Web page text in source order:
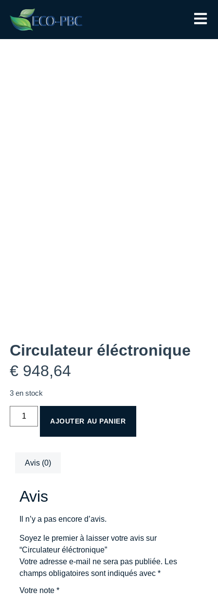
Circulateur éléctronique
€ 948,64
3 en stock
AJOUTER AU PANIER
Avis (0)
Avis
Il n’y a pas encore d’avis.
Soyez le premier à laisser votre avis sur
“Circulateur éléctronique”
Votre adresse e-mail ne sera pas publiée. Les
champs obligatoires sont indiqués avec *
Votre note *